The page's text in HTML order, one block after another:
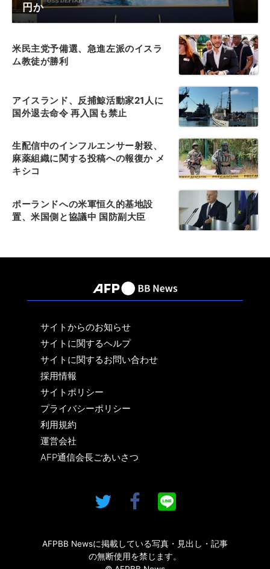
円か
米民主党予備選、急進左派のイスラ
ム教徒が勝利
アイスランド、反捕鯨活動家21人に
国外退去命令 再入国も禁止
生配信中のインフルエンサー射殺、
麻薬組織に関する投稿への報復か メ
キシコ
ポーランドへの米軍恒久的基地設
置、米国側と協議中 国防副大臣
サイトからのお知らせ
サイトに関するヘルプ
サイトに関するお問い合わせ
採用情報
サイトポリシー
プライバシーポリシー
利用規約
運営会社
AFP通信会長ごあいさつ
AFPBB Newsに掲載している写真・見出し・記事
の無断使用を禁じます。